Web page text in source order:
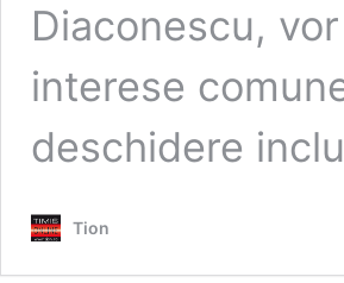
Diaconescu,
interese
deschidere
Tion